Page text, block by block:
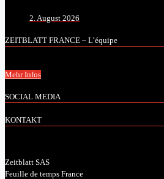
2. August 2026
ZEITBLATT FRANCE – L’équipe
Mehr Infos
SOCIAL MEDIA
KONTAKT
Zeitblatt SAS
Feuille de temps France